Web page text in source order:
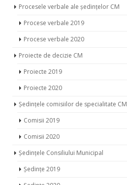
Procesele verbale ale ședințelor CM
Procese verbale 2019
Procese verbale 2020
Proiecte de decizie CM
Proiecte 2019
Proiecte 2020
Ședințele comisiilor de specialitate CM
Comisii 2019
Comisii 2020
Ședințele Consiliului Municipal
Ședințe 2019